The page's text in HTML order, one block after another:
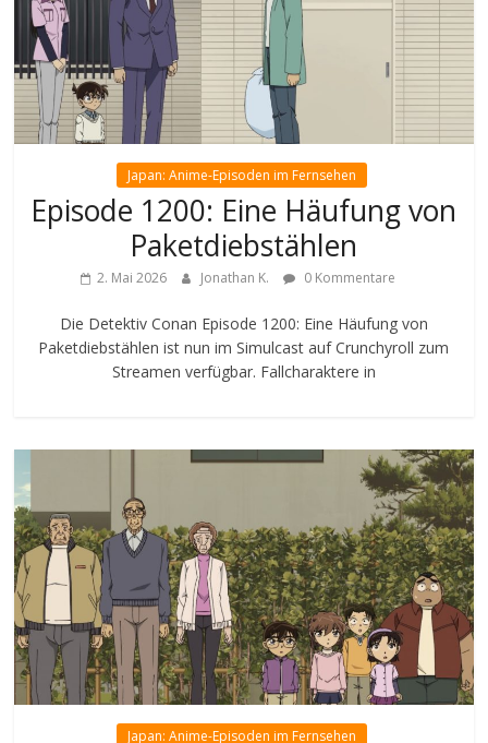
Japan: Anime-Episoden im Fernsehen
Episode 1200: Eine Häufung von
Paketdiebstählen
2. Mai 2026 Jonathan K. 0 Kommentare
Die Detektiv Conan Episode 1200: Eine Häufung von
Paketdiebstählen ist nun im Simulcast auf Crunchyroll zum
Streamen verfügbar. Fallcharaktere in
Japan: Anime-Episoden im Fernsehen